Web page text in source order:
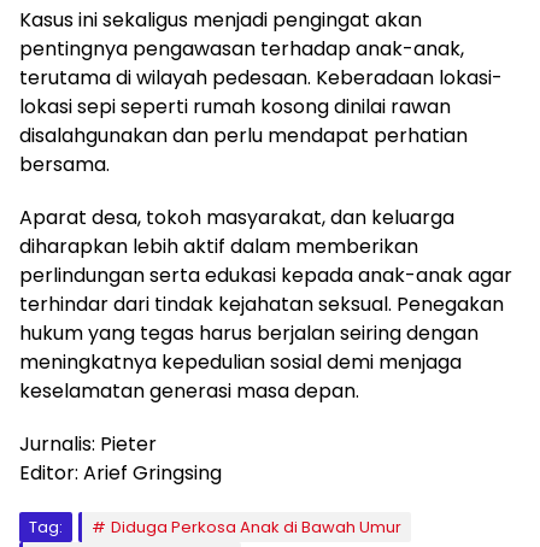
Kasus ini sekaligus menjadi pengingat akan
pentingnya pengawasan terhadap anak-anak,
terutama di wilayah pedesaan. Keberadaan lokasi-
lokasi sepi seperti rumah kosong dinilai rawan
disalahgunakan dan perlu mendapat perhatian
bersama.
Aparat desa, tokoh masyarakat, dan keluarga
diharapkan lebih aktif dalam memberikan
perlindungan serta edukasi kepada anak-anak agar
terhindar dari tindak kejahatan seksual. Penegakan
hukum yang tegas harus berjalan seiring dengan
meningkatnya kepedulian sosial demi menjaga
keselamatan generasi masa depan.
Jurnalis: Pieter
Editor: Arief Gringsing
Tag:
Diduga Perkosa Anak di Bawah Umur